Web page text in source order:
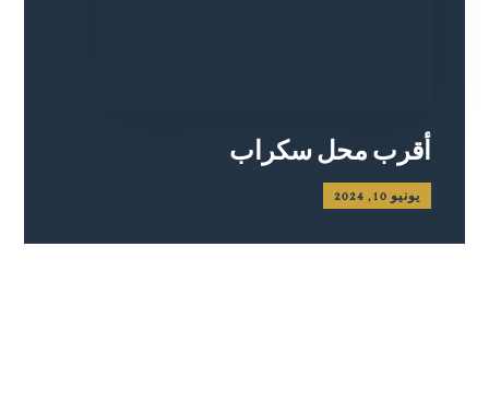
أقرب محل سكراب
يونيو 10, 2024